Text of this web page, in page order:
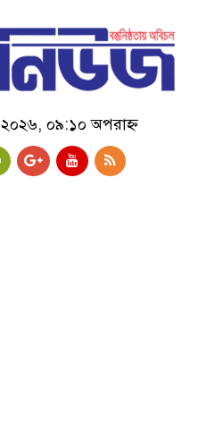
০৯:১০ অপরাহ্ন